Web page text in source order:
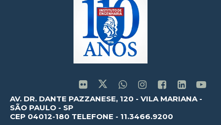
AV. DR. DANTE PAZZANESE, 120 - VILA MARIANA -
SÃO PAULO - SP
CEP 04012-180 TELEFONE - 11.3466.9200